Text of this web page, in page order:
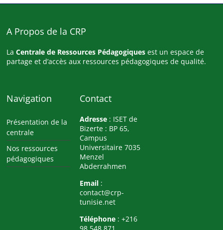
A Propos de la CRP
LaCentrale de Ressources Pédagogiques est un espace de
partage et d’accès aux ressources pédagogiques de qualité.
Navigation
Présentation de la
centrale
Nos ressources
pédagogiques
Contact
Adresse : ISET de
Bizerte : BP 65,
Campus
Universitaire 7035
Menzel
Abderrahmen
Email :
contact@crp-
tunisie.net
Téléphone : +216